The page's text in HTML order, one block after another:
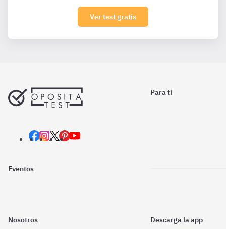
Ver test gratis
Para ti
Eventos
Nosotros Descarga la app